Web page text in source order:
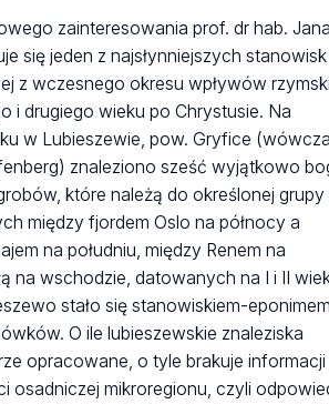
zainteresowania prof. dr hab.
się jeden z najsłynniejszych stanowisk
z wczesnego okresu wpływów
i drugiego wieku po Chrystusie. Na
w Lubieszewie, pow. Gryfice
znaleziono sześć wyjątkowo
które należą do określonej grupy
między fjordem Oslo na północy a
na południu, między Renem na
na wschodzie, datowanych na I i II
stało się stanowiskiem-
O ile lubieszewskie znaleziska
opracowane, o tyle brakuje
osadniczej mikroregionu, czyli